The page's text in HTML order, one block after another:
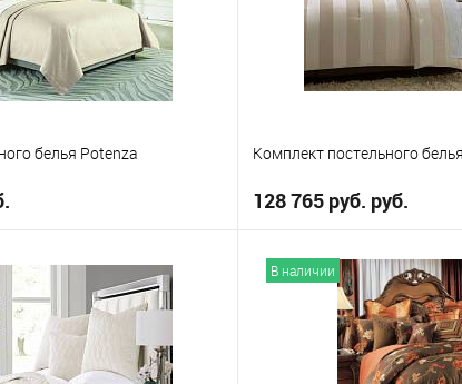
King Queen
белья Potenza
В корзину
Комплект постельного
128 765 руб. руб.
В
В избранное
В наличии